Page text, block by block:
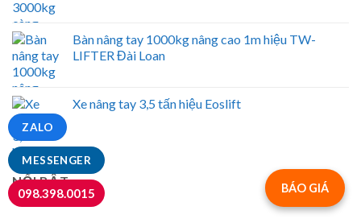
MESSENGER
ZALO
098.398.0015
Bàn nâng tay 1000kg nâng cao 1m hiệu TW-
LIFTER Đài Loan
Xe nâng tay 3,5 tấn hiệu Eoslift
NỔI BẬT BÁO GIÁ